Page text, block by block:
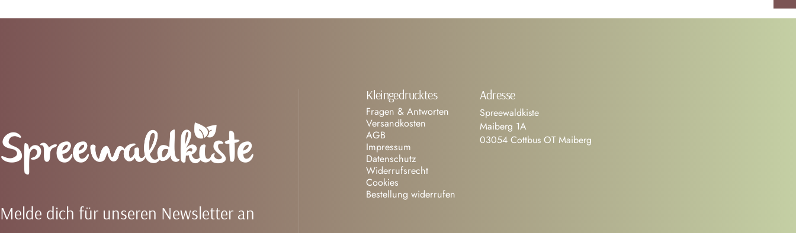
Kleingedrucktes
Fragen & Antworten
Versandkosten
AGB
Impressum
Datenschutz
Widerrufsrecht
Cookies
Bestellung widerrufen
Adresse
Spreewaldkiste
Maiberg 1A
03054 Cottbus OT Maiberg
Melde dich für unseren Newsletter an